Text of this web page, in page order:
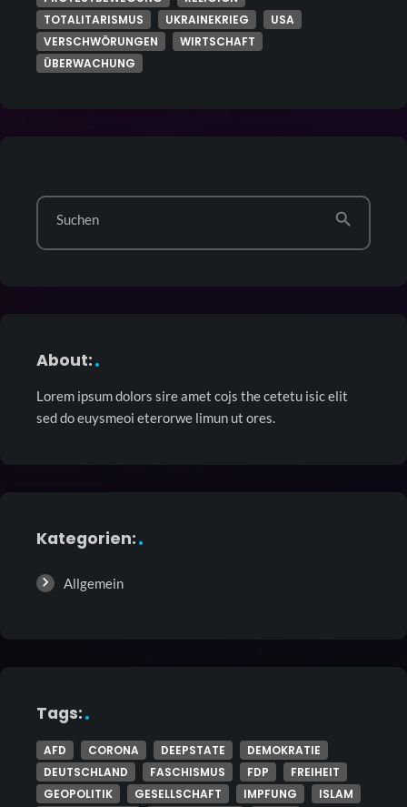
TOTALITARISMUS
UKRAINEKRIEG
USA
VERSCHWÖRUNGEN
WIRTSCHAFT
ÜBERWACHUNG
Suchen search
About:
Lorem ipsum dolors sire amet cojs the cetetu isic elit
sed do euysmeoi eterorwe limun ut ores.
Kategorien:
Allgemein
Tags:
AFD CORONA DEEPSTATE
DEMOKRATIE
DEUTSCHLAND
FASCHISMUS FDP
FREIHEIT
GEOPOLITIK
GESELLSCHAFT IMPFUNG
ISLAM